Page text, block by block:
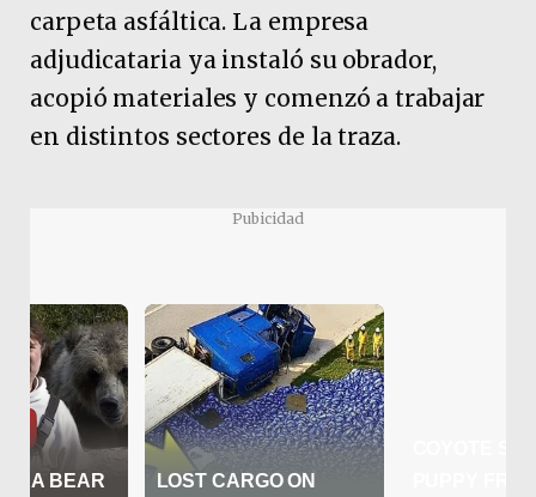
carpeta asfáltica. La empresa
adjudicataria ya instaló su obrador,
acopió materiales y comenzó a trabajar
en distintos sectores de la traza.
Pubicidad